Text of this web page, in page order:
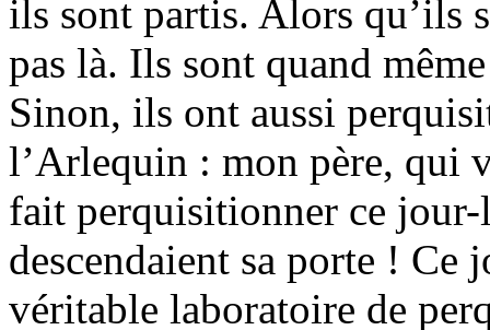
ils sont partis. Alors qu’ils
pas là. Ils sont quand
Sinon, ils ont aussi
l’Arlequin : mon père, qui
fait perquisitionner ce
descendaient sa porte ! Ce
véritable laboratoire de